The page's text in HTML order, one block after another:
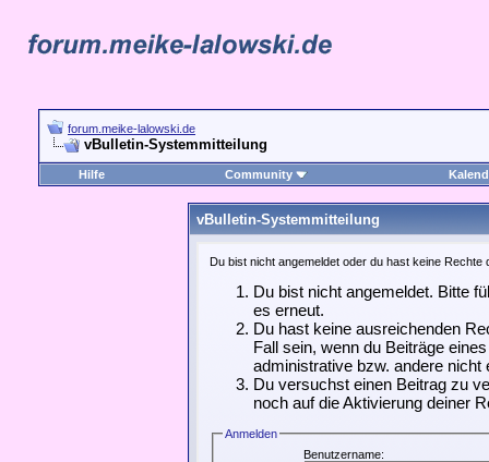
forum.meike-lalowski.de
vBulletin-Systemmitteilung
Hilfe Community
vBulletin-Systemmitteilung
Du bist nicht angemeldet oder du hast keine
Du bist nicht angemeldet. Bitte
es erneut.
Du hast keine ausreichenden
Fall sein, wenn du Beiträge
administrative bzw. andere nicht
Du versuchst einen Beitrag zu
noch auf die Aktivierung deiner
Anmelden
Benutzername: